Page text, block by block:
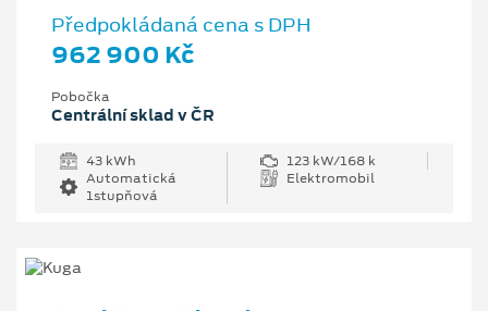
Předpokládaná cena s DPH
962 900 Kč
Pobočka
Centrální sklad v ČR
43 kWh
123 kW/168 k
Automatická
1stupňová
Elektromobil